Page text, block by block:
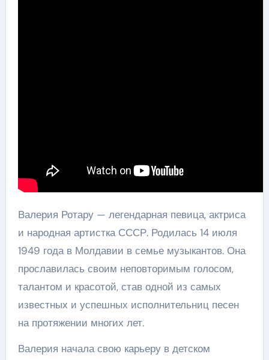
Валерия Ротару — легендарная певица, актриса
и народная артистка СССР. Родилась 14 июля
1949 года в Молдавии в семье музыкантов. Она
прославилась своим неповторимым голосом,
талантом и красотой, став одной из самых
известных и успешных исполнительниц песен
на протяжении многих лет.
Валерия начала свою карьеру в детском